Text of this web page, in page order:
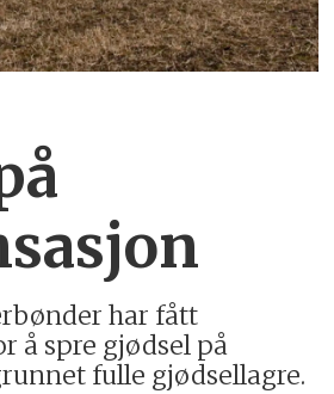
har fått
å spre gjødsel på
fulle gjødsellagre.